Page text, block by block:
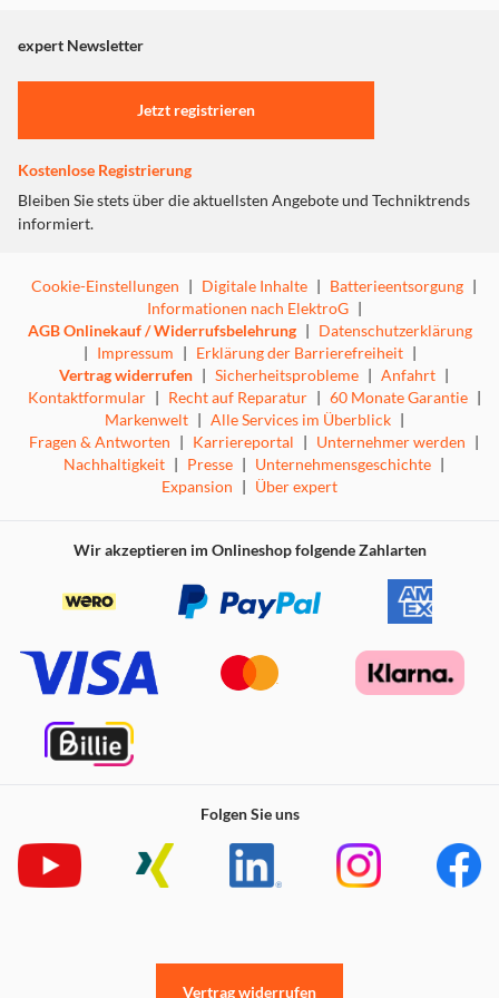
"Marketing".
Einstellungen anpassen
expert Newsletter
Jetzt registrieren
Kostenlose Registrierung
Bleiben Sie stets über die aktuellsten Angebote und Techniktrends
informiert.
Cookie-Einstellungen | Digitale Inhalte | Batterieentsorgung |
Informationen nach ElektroG |
AGB Onlinekauf / Widerrufsbelehrung | Datenschutzerklärung
| Impressum | Erklärung der Barrierefreiheit |
Vertrag widerrufen | Sicherheitsprobleme | Anfahrt |
Kontaktformular | Recht auf Reparatur | 60 Monate Garantie |
Markenwelt | Alle Services im Überblick |
Fragen & Antworten | Karriereportal | Unternehmer werden |
Nachhaltigkeit | Presse | Unternehmensgeschichte |
Expansion | Über expert
Wir akzeptieren im Onlineshop folgende Zahlarten
Folgen Sie uns
Vertrag widerrufen